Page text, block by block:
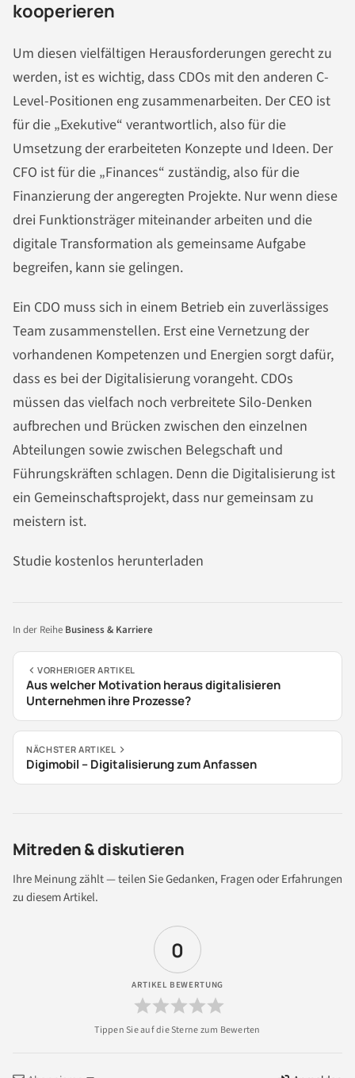
kooperieren
Um diesen vielfältigen Herausforderungen gerecht zu
werden, ist es wichtig, dass CDOs mit den anderen C-
Level-Positionen eng zusammenarbeiten. Der CEO ist
für die „Exekutive“ verantwortlich, also für die
Umsetzung der erarbeiteten Konzepte und Ideen. Der
CFO ist für die „Finances“ zuständig, also für die
Finanzierung der angeregten Projekte. Nur wenn diese
drei Funktionsträger miteinander arbeiten und die
digitale Transformation als gemeinsame Aufgabe
begreifen, kann sie gelingen.
Ein CDO muss sich in einem Betrieb ein zuverlässiges
Team zusammenstellen. Erst eine Vernetzung der
vorhandenen Kompetenzen und Energien sorgt dafür,
dass es bei der Digitalisierung vorangeht. CDOs
müssen das vielfach noch verbreitete Silo-Denken
aufbrechen und Brücken zwischen den einzelnen
Abteilungen sowie zwischen Belegschaft und
Führungskräften schlagen. Denn die Digitalisierung ist
ein Gemeinschaftsprojekt, dass nur gemeinsam zu
meistern ist.
Studie kostenlos herunterladen
In der Reihe Business & Karriere
VORHERIGER ARTIKEL
Aus welcher Motivation heraus digitalisieren
Unternehmen ihre Prozesse?
NÄCHSTER ARTIKEL
Digimobil – Digitalisierung zum Anfassen
Mitreden & diskutieren
Ihre Meinung zählt — teilen Sie Gedanken, Fragen oder Erfahrungen
zu diesem Artikel.
0
ARTIKEL BEWERTUNG